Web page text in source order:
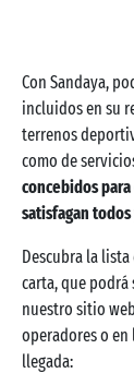
Con Sandaya,
incluidos en su
terrenos
como de
concebidos
satisfagan todos
Descubra la
carta, que podrá
nuestro sitio
operadores o en
llegada: